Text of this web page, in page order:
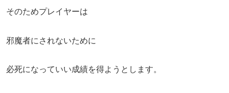
そのためプレイヤーは
邪魔者にされないために
必死になっていい成績を得ようとします。